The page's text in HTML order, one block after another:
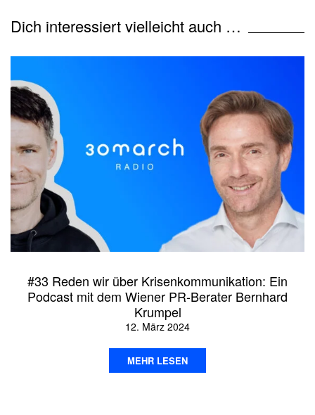
Dich interessiert vielleicht auch …
#33 Reden wir über Krisenkommunikation: Ein
Podcast mit dem Wiener PR-Berater Bernhard
Krumpel
12. März 2024
MEHR LESEN